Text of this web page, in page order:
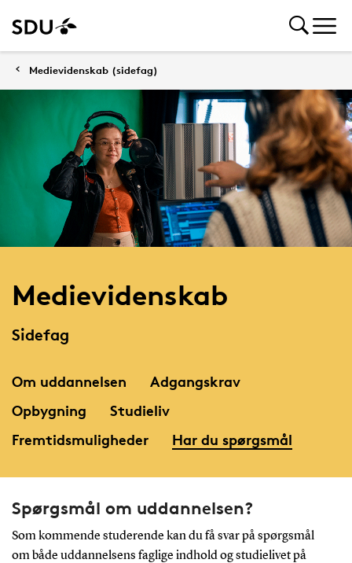
Medievidenskab (sidefag)
Medievidenskab
Sidefag
Om uddannelsen
Adgangskrav
Opbygning
Studieliv
Fremtidsmuligheder
Har du spørgsmål
Spørgsmål om uddannelsen?
Som kommende studerende kan du få svar på spørgsmål
om både uddannelsens faglige indhold og studielivet på